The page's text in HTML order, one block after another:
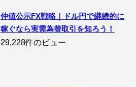
仲値公示FX戦略｜ドル円で継続的に
稼ぐなら実需為替取引を知ろう！
29,228件のビュー